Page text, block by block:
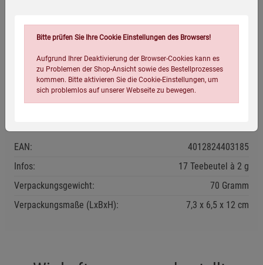
Einen Teebeutel in eine Tasse geben, mit 250 ml kochendem
Kühl und trocken lagern.
Mindestens haltbar bis: siehe Verpackung.
EAN:
4012824403185
Infos:
17 Teebeutel à 2 g
Verpackungsgewicht:
70 Gramm
Verpackungsmaße (LxBxH):
7,3 6,5 12 cm
Bitte prüfen Sie Ihre Cookie Einstellungen des Browsers!
Aufgrund Ihrer Deaktivierung der Browser-Cookies kann es
zu Problemen der Shop-Ansicht sowie des Bestellprozesses
kommen. Bitte aktivieren Sie die Cookie-Einstellungen, um
sich problemlos auf unserer Webseite zu bewegen.